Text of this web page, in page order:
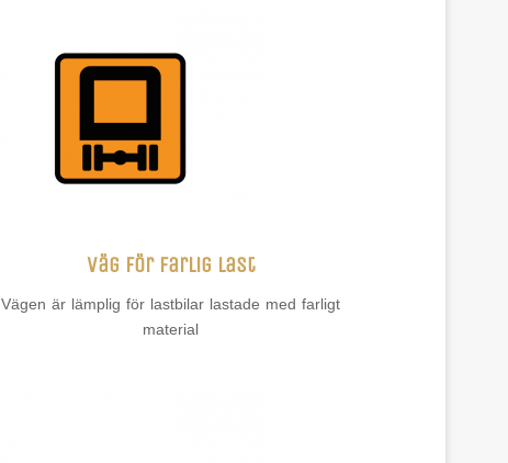
Väg för farlig last
Vägen är lämplig för lastbilar lastade med farligt
material